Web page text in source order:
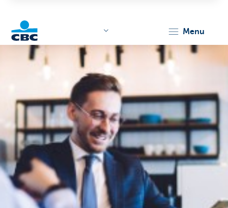
Corporate
menu